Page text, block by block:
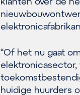
“Of het nu gaat
elektronicasector,
huidige huurders